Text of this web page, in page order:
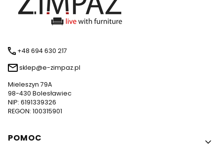
+48 694 630 217
sklep@e-zimpaz.pl
Mieleszyn 79A
98-430 Bolesławiec
NIP: 6191339326
REGON: 100315901
Linki w stopce
POMOC